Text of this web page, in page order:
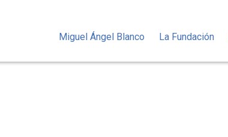
Miguel Ángel Blanco La Fundación